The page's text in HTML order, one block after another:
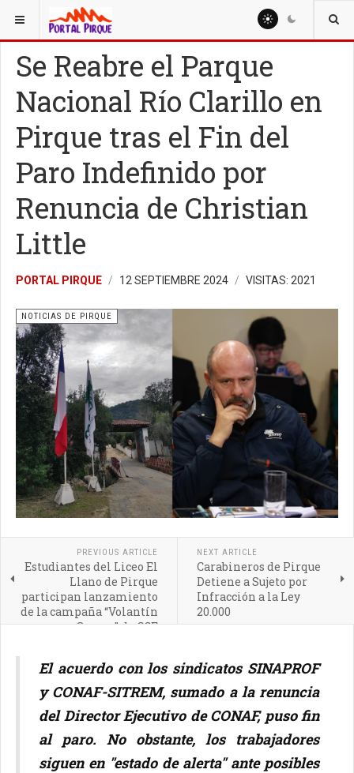
ESTÁ AQUÍ: NOTICIAS
Se Reabre el Parque
Nacional Río Clarillo en
Pirque tras el Fin del
Paro Indefinido por
Renuncia de Christian
Little
PORTAL PIRQUE 12 SEPTIEMBRE 2024 VISITAS: 2021
NOTICIAS DE PIRQUE
PREVIOUS ARTICLE
Estudiantes del Liceo El
Llano de Pirque
participan lanzamiento
de la campaña “Volantín
Seguro” de CGE
NEXT ARTICLE
Carabineros de Pirque
Detiene a Sujeto por
Infracción a la Ley
20.000
El acuerdo con los sindicatos SINAPROF
y CONAF-SITREM, sumado a la renuncia
del Director Ejecutivo de CONAF, puso fin
al paro. No obstante, los trabajadores
siguen en "estado de alerta" ante posibles